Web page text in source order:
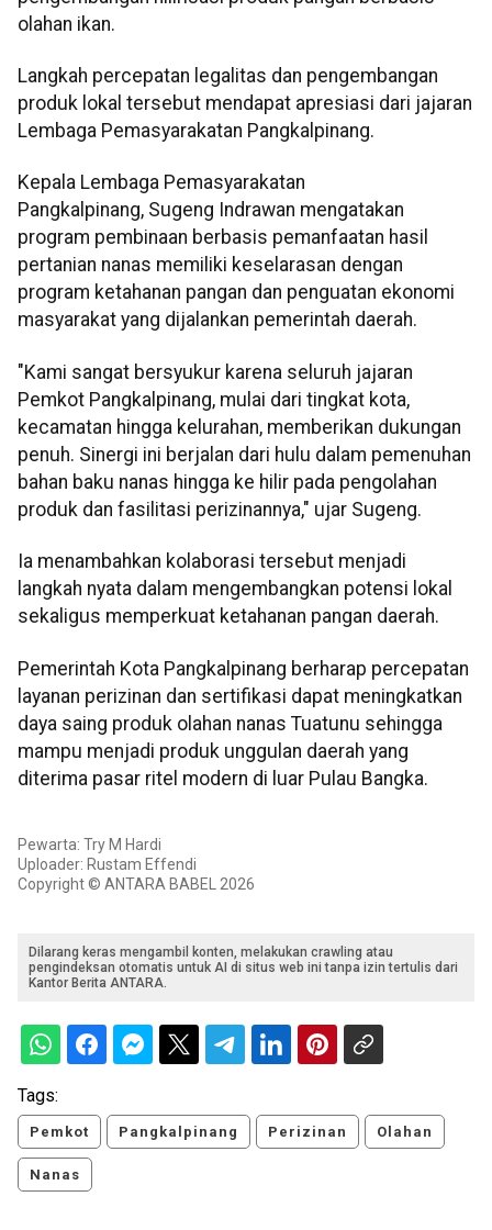
olahan ikan.
Langkah percepatan legalitas dan pengembangan
produk lokal tersebut mendapat apresiasi dari jajaran
Lembaga Pemasyarakatan Pangkalpinang.
Kepala Lembaga Pemasyarakatan
Pangkalpinang, Sugeng Indrawan mengatakan
program pembinaan berbasis pemanfaatan hasil
pertanian nanas memiliki keselarasan dengan
program ketahanan pangan dan penguatan ekonomi
masyarakat yang dijalankan pemerintah daerah.
"Kami sangat bersyukur karena seluruh jajaran
Pemkot Pangkalpinang, mulai dari tingkat kota,
kecamatan hingga kelurahan, memberikan dukungan
penuh. Sinergi ini berjalan dari hulu dalam pemenuhan
bahan baku nanas hingga ke hilir pada pengolahan
produk dan fasilitasi perizinannya," ujar Sugeng.
Ia menambahkan kolaborasi tersebut menjadi
langkah nyata dalam mengembangkan potensi lokal
sekaligus memperkuat ketahanan pangan daerah.
Pemerintah Kota Pangkalpinang berharap percepatan
layanan perizinan dan sertifikasi dapat meningkatkan
daya saing produk olahan nanas Tuatunu sehingga
mampu menjadi produk unggulan daerah yang
diterima pasar ritel modern di luar Pulau Bangka.
Pewarta: Try M Hardi
Uploader: Rustam Effendi
Copyright © ANTARA BABEL 2026
Dilarang keras mengambil konten, melakukan crawling atau
pengindeksan otomatis untuk AI di situs web ini tanpa izin tertulis dari
Kantor Berita ANTARA.
Tags:
Pemkot Pangkalpinang Perizinan Olahan
Nanas